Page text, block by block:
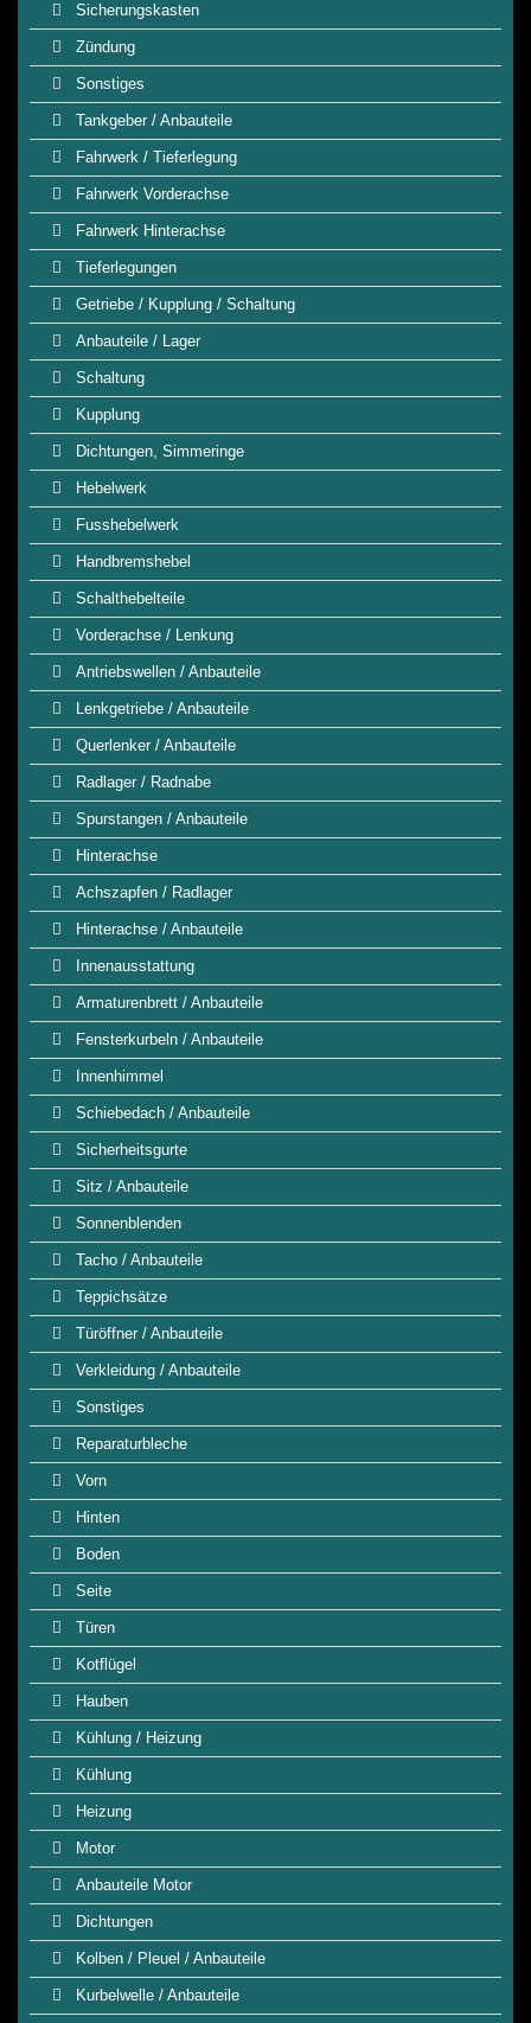
Sicherungskasten
Zündung
Sonstiges
Tankgeber / Anbauteile
Fahrwerk / Tieferlegung
Fahrwerk Vorderachse
Fahrwerk Hinterachse
Tieferlegungen
Getriebe / Kupplung / Schaltung
Anbauteile / Lager
Schaltung
Kupplung
Dichtungen, Simmeringe
Hebelwerk
Fusshebelwerk
Handbremshebel
Schalthebelteile
Vorderachse / Lenkung
Antriebswellen / Anbauteile
Lenkgetriebe / Anbauteile
Querlenker / Anbauteile
Radlager / Radnabe
Spurstangen / Anbauteile
Hinterachse
Achszapfen / Radlager
Hinterachse / Anbauteile
Innenausstattung
Armaturenbrett / Anbauteile
Fensterkurbeln / Anbauteile
Innenhimmel
Schiebedach / Anbauteile
Sicherheitsgurte
Sitz / Anbauteile
Sonnenblenden
Tacho / Anbauteile
Teppichsätze
Türöffner / Anbauteile
Verkleidung / Anbauteile
Sonstiges
Reparaturbleche
Vorn
Hinten
Boden
Seite
Türen
Kotflügel
Hauben
Kühlung / Heizung
Kühlung
Heizung
Motor
Anbauteile Motor
Dichtungen
Kolben / Pleuel / Anbauteile
Kurbelwelle / Anbauteile